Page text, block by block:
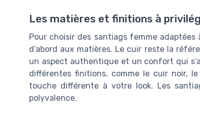
Les matières et finitions à
Pour choisir des santiags femme
d’abord aux matières. Le cuir reste la
un aspect authentique et un confort qui
différentes finitions, comme le cuir noir,
touche différente à votre look. Les
polyvalence.